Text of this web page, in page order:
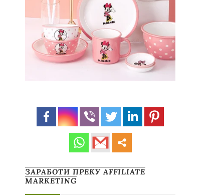
ЗАРАБОТИ ПРЕКУ AFFILIATE
MARKETING